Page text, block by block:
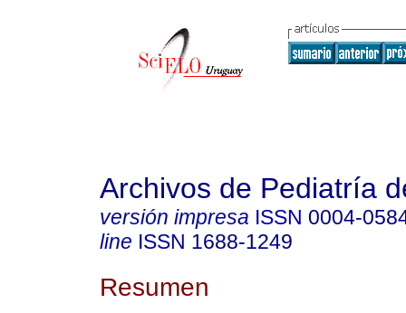
Archivos de Pediatría
versión impresa ISSN 0004-
line ISSN 1688-1249
Resumen